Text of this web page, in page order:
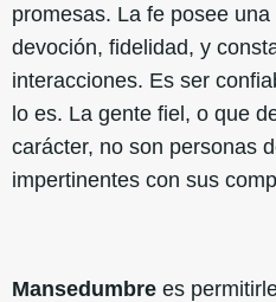
promesas. La fe posee
devoción, fidelidad, y
interacciones. Es ser
lo es. La gente fiel, o que
carácter, no son personas
impertinentes con sus
Mansedumbre es